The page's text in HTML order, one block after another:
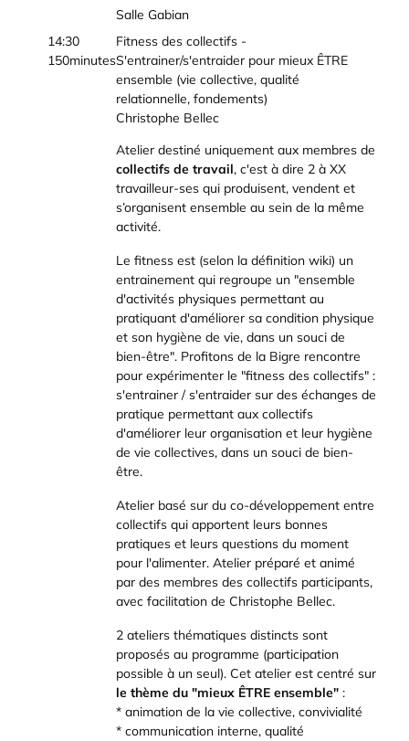
Salle Gabian
14:30
150minutes
Fitness des collectifs -
S'entrainer/s'entraider pour mieux ÊTRE
ensemble (vie collective, qualité
relationnelle, fondements)
Christophe Bellec
Atelier destiné uniquement aux membres de
collectifs de travail, c'est à dire 2 à XX
travailleur-ses qui produisent, vendent et
s’organisent ensemble au sein de la même
activité.
Le fitness est (selon la définition wiki) un
entrainement qui regroupe un "ensemble
d'activités physiques permettant au
pratiquant d'améliorer sa condition physique
et son hygiène de vie, dans un souci de
bien-être". Profitons de la Bigre rencontre
pour expérimenter le "fitness des collectifs" :
s'entrainer / s'entraider sur des échanges de
pratique permettant aux collectifs
d'améliorer leur organisation et leur hygiène
de vie collectives, dans un souci de bien-
être.
Atelier basé sur du co-développement entre
collectifs qui apportent leurs bonnes
pratiques et leurs questions du moment
pour l'alimenter. Atelier préparé et animé
par des membres des collectifs participants,
avec facilitation de Christophe Bellec.
2 ateliers thématiques distincts sont
proposés au programme (participation
possible à un seul). Cet atelier est centré sur
le thème du "mieux ÊTRE ensemble" :
* animation de la vie collective, convivialité
* communication interne, qualité